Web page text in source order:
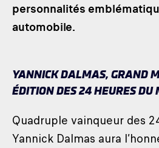
personnalités
automobile.
YANNICK DALMAS, GRAND
ÉDITION DES 24 HEURES DU
Quadruple vainqueur des
Yannick Dalmas aura